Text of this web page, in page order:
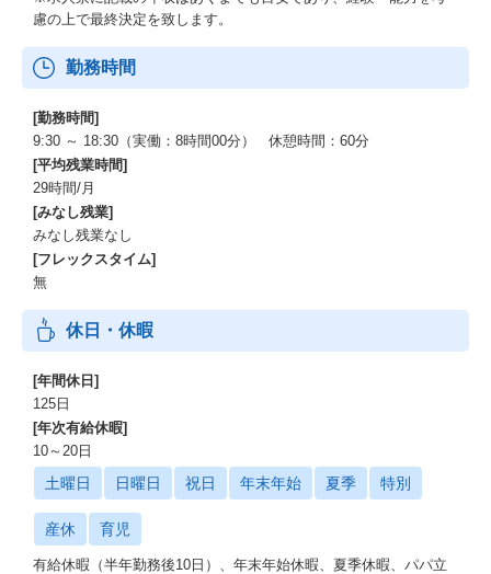
慮の上で最終決定を致します。
勤務時間
[勤務時間]
9:30 ～ 18:30（実働：8時間00分） 休憩時間：60分
[平均残業時間]
29時間/月
[みなし残業]
みなし残業なし
[フレックスタイム]
無
休日・休暇
[年間休日]
125日
[年次有給休暇]
10～20日
土曜日 日曜日 祝日 年末年始 夏季 特別
産休 育児
有給休暇（半年勤務後10日）、年末年始休暇、夏季休暇、パパ立